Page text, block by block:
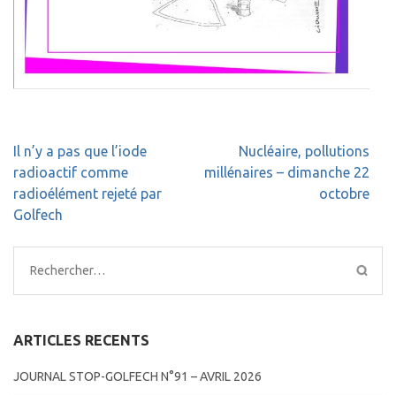
Navigation
de
l’article
Il n’y a pas que l’iode
radioactif comme
radioélément rejeté par
Golfech
Nucléaire, pollutions
millénaires – dimanche 22
octobre
Rechercher :
ARTICLES RECENTS
JOURNAL STOP-GOLFECH N°91 – AVRIL 2026